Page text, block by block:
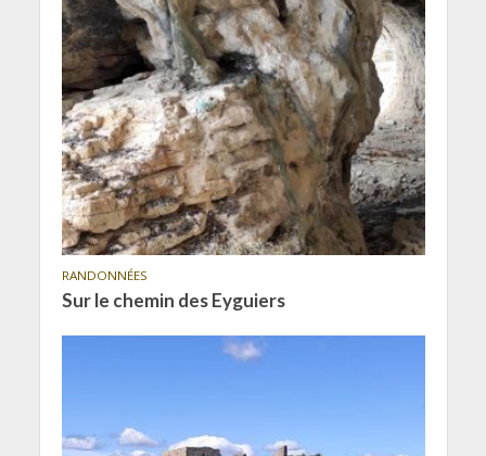
RANDONNÉES
Sur le chemin des Eyguiers